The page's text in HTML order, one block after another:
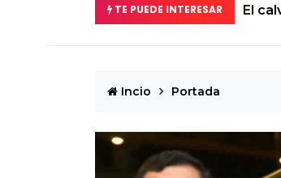
TE PUEDE INTERESAR El
Incio Portada